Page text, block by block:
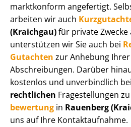
marktkonform angefertigt.
arbeiten wir auch
(Kraichgau)für private Zwecke
unterstützen wir Sie auch bei
Gutachten zur Anhebung
Abschreibungen. Darüber
kostenlos und unverbindlich bei
rechtlichen Fragestellungen
be­wer­tung in Rauenberg
uns auf Ihre Kontaktaufnahme.